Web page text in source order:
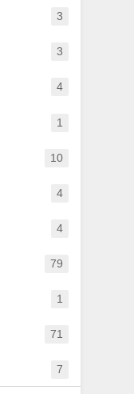
3
3
4
1
10
4
4
79
1
71
7